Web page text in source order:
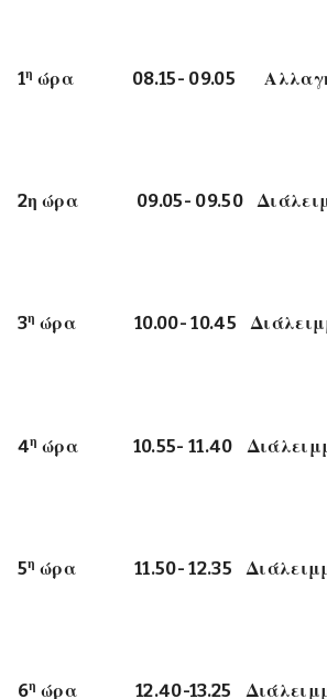
1η ώρα 08.15- 09.05
2η ώρα 09.05- 09.50
3η ώρα 10.00- 10.45
4η ώρα 10.55- 11.40
5η ώρα 11.50- 12.35
6η ώρα 12.40-13.25